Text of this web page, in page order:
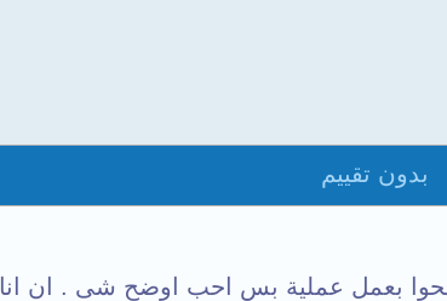
بدون تقييم
بعمل عملية بس احب اوضح شى . ان